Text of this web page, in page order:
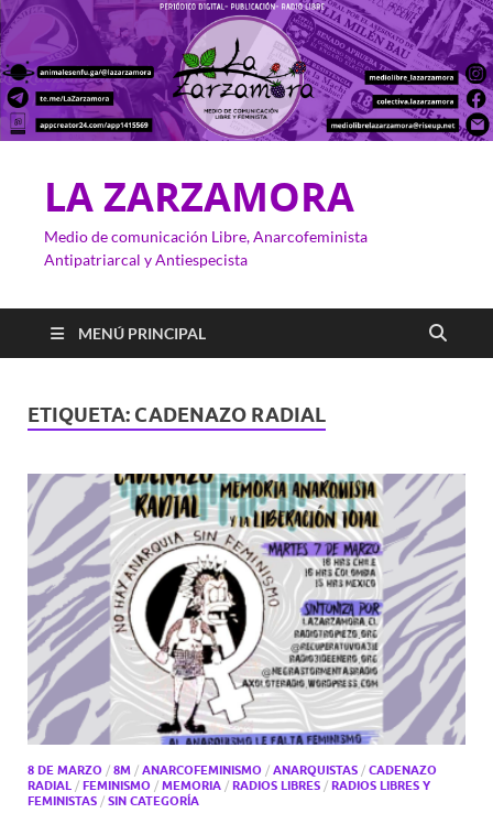
LA ZARZAMORA
Medio de comunicación Libre, Anarcofeminista
Antipatriarcal y Antiespecista
MENÚ PRINCIPAL
ETIQUETA: CADENAZO RADIAL
8 DE MARZO / 8M / ANARCOFEMINISMO / ANARQUISTAS / CADENAZO
RADIAL / FEMINISMO / MEMORIA / RADIOS LIBRES / RADIOS LIBRES Y
FEMINISTAS / SIN CATEGORÍA